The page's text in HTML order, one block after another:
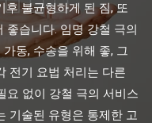
후 불균형하게 된 짐, 또
좋습니다. 임명 강철 극의
동, 수송을 위해 좋, 그
전기 요법 처리는 다른
요 없이 강철 극의 서비스
기술된 유형은 통제한 고